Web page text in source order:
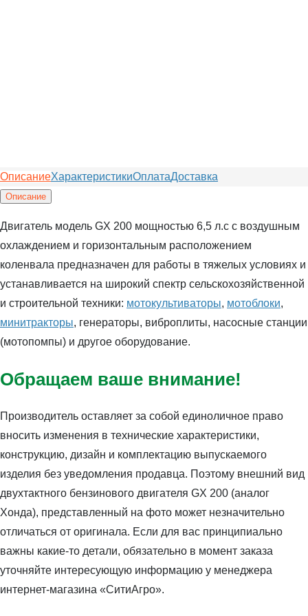
ОписаниеХарактеристикиОплатаДоставка
Описание
Двигатель модель GX 200 мощностью 6,5 л.с с воздушным
охлаждением и горизонтальным расположением
коленвала предназначен для работы в тяжелых условиях и
устанавливается на широкий спектр сельскохозяйственной
и строительной техники: мотокультиваторы, мотоблоки,
минитракторы, генераторы, виброплиты, насосные станции
(мотопомпы) и другое оборудование.
Обращаем ваше внимание!
Производитель оставляет за собой единоличное право
вносить изменения в технические характеристики,
конструкцию, дизайн и комплектацию выпускаемого
изделия без уведомления продавца. Поэтому внешний вид
двухтактного бензинового двигателя GX 200 (аналог
Хонда), представленный на фото может незначительно
отличаться от оригинала. Если для вас принципиально
важны какие-то детали, обязательно в момент заказа
уточняйте интересующую информацию у менеджера
интернет-магазина «СитиАгро».